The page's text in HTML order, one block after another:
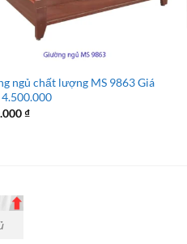
ngủ chất lượng MS 9863 Giá
4.500.000
₫